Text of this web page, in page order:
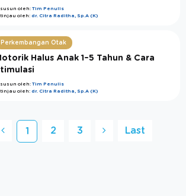
oleh: Tim Penulis
oleh: dr. Citra Raditha, Sp.A (K)
Perkembangan Otak
Halus Anak 1–5 Tahun & Cara
oleh: Tim Penulis
oleh: dr. Citra Raditha, Sp.A (K)
1 2 3 Last